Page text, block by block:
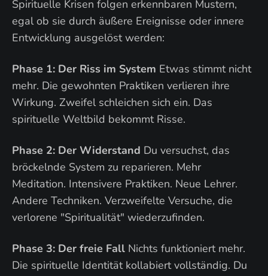
Spirituelle Krisen folgen erkennbaren Mustern,
egal ob sie durch äußere Ereignisse oder innere
Entwicklung ausgelöst werden:
Phase 1: Der Riss im System Etwas stimmt nicht
mehr. Die gewohnten Praktiken verlieren ihre
Wirkung. Zweifel schleichen sich ein. Das
spirituelle Weltbild bekommt Risse.
Phase 2: Der Widerstand Du versuchst, das
bröckelnde System zu reparieren. Mehr
Meditation. Intensivere Praktiken. Neue Lehrer.
Andere Techniken. Verzweifelte Versuche, die
verlorene "Spiritualität" wiederzufinden.
Phase 3: Der freie Fall Nichts funktioniert mehr.
Die spirituelle Identität kollabiert vollständig. Du